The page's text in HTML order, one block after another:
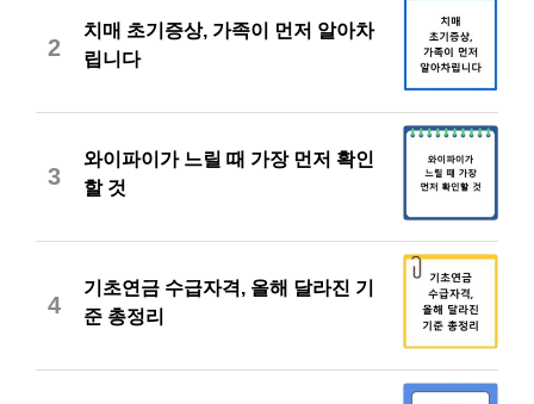
2
치매 초기증상, 가족이 먼저 알아차
립니다
3
와이파이가 느릴 때 가장 먼저 확인
할 것
4
기초연금 수급자격, 올해 달라진 기
준 총정리